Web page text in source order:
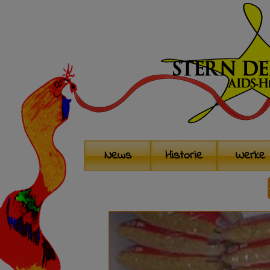
News Historie Werke